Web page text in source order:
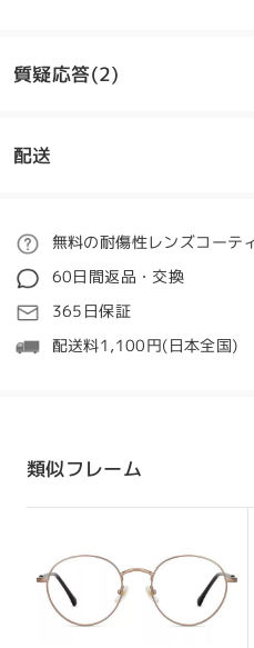
とても良いのですが…小さ
こんにちは、Tomoaki様
ご意見ありがとうございま
いただけたとのこと、大変
がら、よりフィット感を高
ムをお探しとのこと、ご理
を簡単に見つけていただけ
1. 顔の形とフレームのス
(https://
質疑応答(2)
by 加治 オン Aug 1 , 2026
Firmoo'sreply
こんにちは、梶様
ご要望がございましたら、チェ
せください。
オン Aug 1 , 2026
配送
ご注文
処理時間
5-7営業日
詳細
配送時間
配送
無料の耐傷性レンズコーテ
60日間返品・交換
365日保証
配送料1,100円(日本全国)
類似フレーム